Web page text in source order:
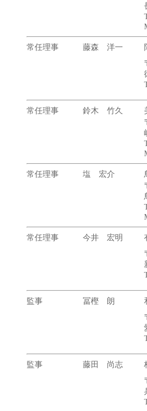
常任理事 藤森 洋一
常任理事 鈴木 竹久
常任理事 塩 宏介
常任理事 今井 宏明
監事 冨樫 朗
監事 藤田 尚志